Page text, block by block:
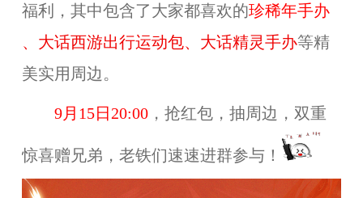
福利，其中包含了大家都喜欢的珍稀年手办
、 大话西游出行运动包、 大话精灵手办等精
美实用周边。
9月15日20:00，抢红包，抽周边，双重
惊喜赠兄弟，老铁们速速进群参与！